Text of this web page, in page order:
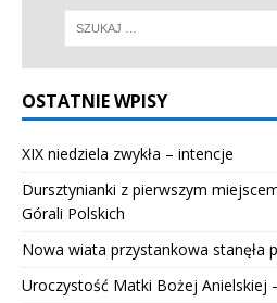
OSTATNIE WPISY
XIX niedziela zwykła – intencje
Dursztynianki z pierwszym
Górali Polskich
Nowa wiata przystankowa stanęła
Uroczystość Matki Bożej Anielskiej